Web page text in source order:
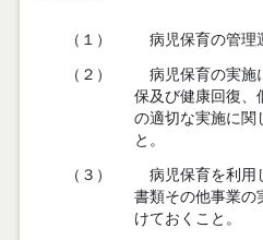
（１） 病児保育の管理
（２）
病児保育の実施
保及び健康回復、
の適切な実施に関
と。
（３）
病児保育を利用
書類その他事業の
けておくこと。